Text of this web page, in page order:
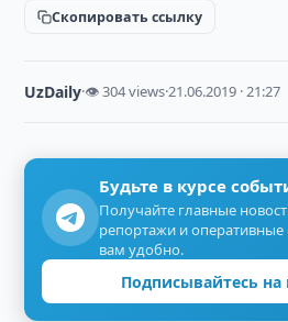
Скопировать ссылку
UzDaily·👁 304 views·21.06.2019 · 21:27
Будьте в курсе
Получайте главные
репортажи и оперативные
вам удобно.
Подписывайтесь